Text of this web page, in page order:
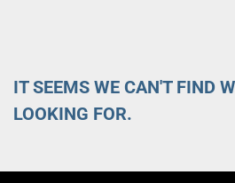
IT SEEMS WE CAN'T FIND
LOOKING FOR.